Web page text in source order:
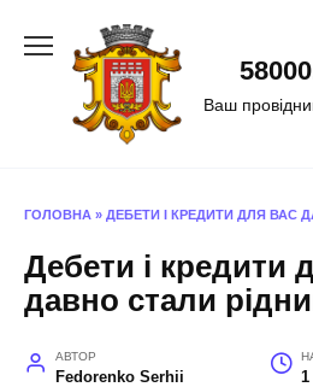
Ваш
ГОЛОВНА » ДЕБЕТИ І КРЕДИТИ ДЛЯ ВАС
Дебети і кредити
давно стали
АВТОР
Fedorenko Serhii 1